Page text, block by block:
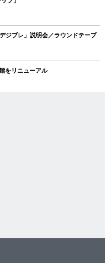
ブレ」説明会／ラウンドテーブ
をリニューアル